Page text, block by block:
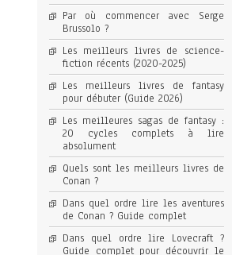
Par où commencer avec Serge
Brussolo ?
Les meilleurs livres de science-
fiction récents (2020-2025)
Les meilleurs livres de fantasy
pour débuter (Guide 2026)
Les meilleures sagas de fantasy :
20 cycles complets à lire
absolument
Quels sont les meilleurs livres de
Conan ?
Dans quel ordre lire les aventures
de Conan ? Guide complet
Dans quel ordre lire Lovecraft ?
Guide complet pour découvrir le